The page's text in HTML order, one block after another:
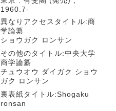
1960.7-
異なりアクセスタイトル:商
学論纂
ショウガク ロンサン
その他のタイトル:中央大学
商学論纂
チュウオウ ダイガク ショウ
ガク ロンサン
裏表紙タイトル:Shogaku
ronsan